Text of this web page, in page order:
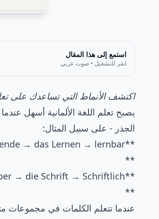
استمع إلى هذا المقال
انقر للتشغيل • صوت عربي
اكتشف الأنماط التي تساعدك على
يصبح تعلم اللغة الألمانية أسهل
الجذر - على سبيل المثال:
**lernen → der Lernende → das Lernen → lernbar
**
**schreiben → der Schreiber → die Schrift → Schriftlich
**
عندما تتعلم الكلمات في مجموعات